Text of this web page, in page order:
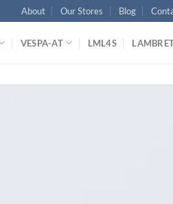
About Our Stores Blog
VESPA-AT LML4S